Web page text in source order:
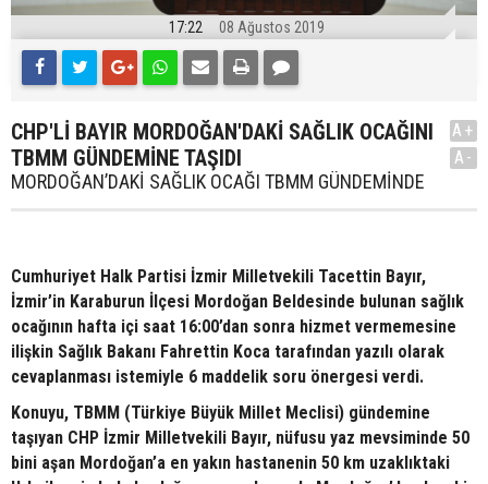
17:22 08 Ağustos 2019
CHP'Lİ BAYIR MORDOĞAN'DAKİ SAĞLIK OCAĞINI
TBMM GÜNDEMİNE TAŞIDI
MORDOĞAN’DAKİ SAĞLIK OCAĞI TBMM GÜNDEMİNDE
A+
A-
Cumhuriyet Halk Partisi İzmir Milletvekili Tacettin Bayır,
İzmir’in Karaburun İlçesi Mordoğan Beldesinde bulunan sağlık
ocağının hafta içi saat 16:00’dan sonra hizmet vermemesine
ilişkin Sağlık Bakanı Fahrettin Koca tarafından yazılı olarak
cevaplanması istemiyle 6 maddelik soru önergesi verdi.
Konuyu, TBMM (Türkiye Büyük Millet Meclisi) gündemine
taşıyan CHP İzmir Milletvekili Bayır, nüfusu yaz mevsiminde 50
bini aşan Mordoğan’a en yakın hastanenin 50 km uzaklıktaki